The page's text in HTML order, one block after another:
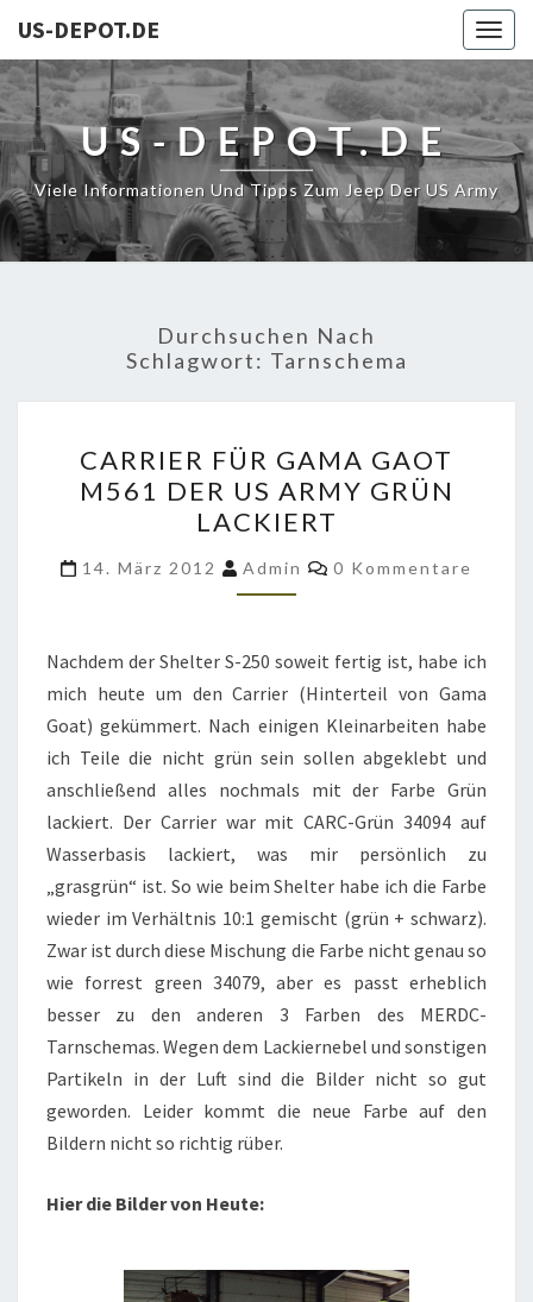
US-DEPOT.DE
US-DEPOT.DE
Viele Informationen Und Tipps Zum Jeep Der US Army
Durchsuchen Nach
Schlagwort: Tarnschema
FÜR
GAMA
GAOT
M561
DER
ARMY
GRÜN
LACKIERT
CARRIER FÜR GAMA GAOT
M561 DER US ARMY GRÜN
LACKIERT
14. März 2012 Admin Kommentare
0 Kommentare
Nachdem der Shelter S-250 soweit fertig ist, habe ich
mich heute um den Carrier (Hinterteil von Gama
Goat) gekümmert. Nach einigen Kleinarbeiten habe
ich Teile die nicht grün sein sollen abgeklebt und
anschließend alles nochmals mit der Farbe Grün
lackiert. Der Carrier war mit CARC-Grün 34094 auf
Wasserbasis lackiert, was mir persönlich zu
„grasgrün“ ist. So wie beim Shelter habe ich die Farbe
wieder im Verhältnis 10:1 gemischt (grün + schwarz).
Zwar ist durch diese Mischung die Farbe nicht genau so
wie forrest green 34079, aber es passt erheblich
besser zu den anderen 3 Farben des MERDC-
Tarnschemas. Wegen dem Lackiernebel und sonstigen
Partikeln in der Luft sind die Bilder nicht so gut
geworden. Leider kommt die neue Farbe auf den
Bildern nicht so richtig rüber.
Hier die Bilder von Heute: